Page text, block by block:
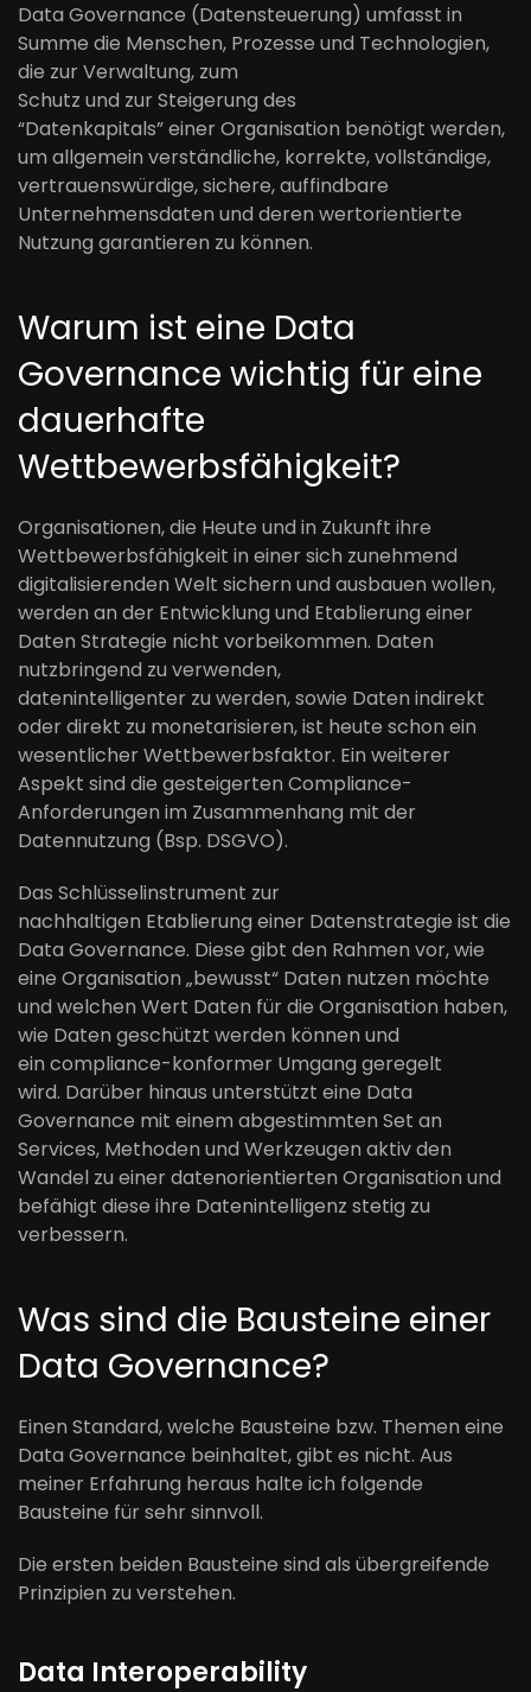
Data Governance (Datensteuerung) umfasst in
Summe die Menschen, Prozesse und Technologien,
die zur Verwaltung, zum
Schutz und zurSteigerung des
“Datenkapitals”einerOrganisation benötigt werden,
um allgemein verständliche, korrekte, vollständige,
vertrauenswürdige, sichere,auffindbare
Unternehmensdaten und deren wertorientierte
Nutzung garantieren zu können.
Warum ist eine Data
Governance wichtig für eine
dauerhafte
Wettbewerbsfähigkeit?
Organisationen, die Heute und in Zukunft ihre
Wettbewerbsfähigkeit in einersich zunehmend
digitalisierenden Welt sichern und ausbauen wollen,
werden an der Entwicklung und Etablierung einer
Daten Strategie nicht vorbeikommen. Daten
nutzbringend zu verwenden,
datenintelligenter zu werden, sowie Daten indirekt
oder direkt zu monetarisieren, ist heute schon ein
wesentlicher Wettbewerbsfaktor. Ein weiterer
Aspekt sind die gesteigerten Compliance-
Anforderungen im Zusammenhang mit der
Datennutzung (Bsp. DSGVO).
Das Schlüsselinstrument zur
nachhaltigen Etablierung einer Datenstrategie ist die
Data Governance. Diese gibt den Rahmen vor,wie
eine Organisation „bewusst“ Daten nutzen möchte
und welchen Wert Daten für die Organisation haben,
wie Daten geschützt werden können und
ein compliance-konformer Umgang geregelt
wird. Darüber hinaus unterstützt eine Data
Governance mit einem abgestimmten Set an
Services, Methoden und Werkzeugen aktivden
Wandel zu einer datenorientierten Organisation und
befähigt diese ihre Datenintelligenz stetig zu
verbessern.
Was sind die Bausteine einer
Data Governance?
Einen Standard, welche Bausteine bzw. Themen eine
Data Governance beinhaltet, gibt es nicht. Aus
meiner Erfahrung heraus halte ich folgende
Bausteine fürsehr sinnvoll.
Die ersten beiden Bausteine sind als übergreifende
Prinzipien zu verstehen.
Data Interoperability